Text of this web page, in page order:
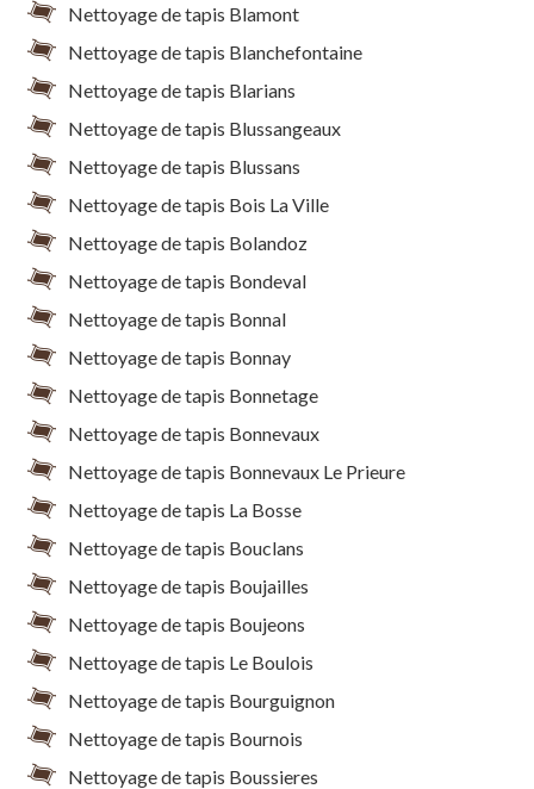
Nettoyage de tapis Blamont
Nettoyage de tapis Blanchefontaine
Nettoyage de tapis Blarians
Nettoyage de tapis Blussangeaux
Nettoyage de tapis Blussans
Nettoyage de tapis Bois La Ville
Nettoyage de tapis Bolandoz
Nettoyage de tapis Bondeval
Nettoyage de tapis Bonnal
Nettoyage de tapis Bonnay
Nettoyage de tapis Bonnetage
Nettoyage de tapis Bonnevaux
Nettoyage de tapis Bonnevaux Le Prieure
Nettoyage de tapis La Bosse
Nettoyage de tapis Bouclans
Nettoyage de tapis Boujailles
Nettoyage de tapis Boujeons
Nettoyage de tapis Le Boulois
Nettoyage de tapis Bourguignon
Nettoyage de tapis Bournois
Nettoyage de tapis Boussieres